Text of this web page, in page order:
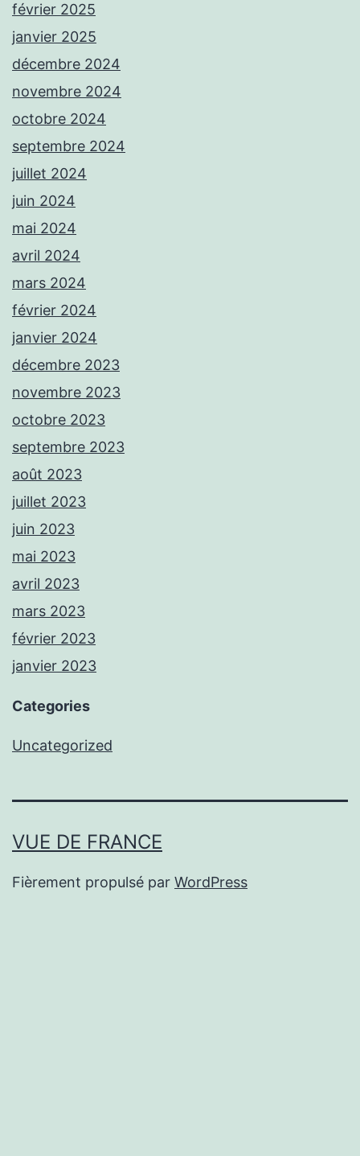
février 2025
janvier 2025
décembre 2024
novembre 2024
octobre 2024
septembre 2024
juillet 2024
juin 2024
mai 2024
avril 2024
mars 2024
février 2024
janvier 2024
décembre 2023
novembre 2023
octobre 2023
septembre 2023
août 2023
juillet 2023
juin 2023
mai 2023
avril 2023
mars 2023
février 2023
janvier 2023
Categories
Uncategorized
VUE DE FRANCE
Fièrement propulsé par WordPress